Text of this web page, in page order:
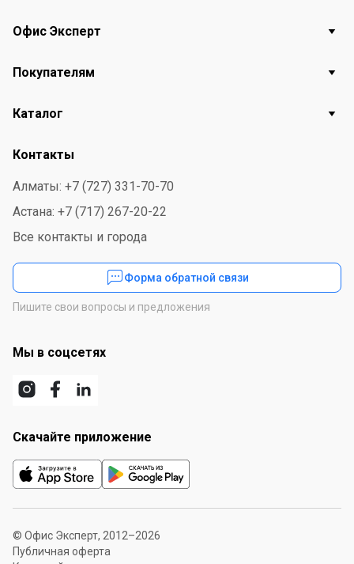
Офис Эксперт
Покупателям
Каталог
Контакты
Алматы: +7 (727) 331-70-70
Астана: +7 (717) 267-20-22
Все контакты и города
Форма обратной связи
Пишите свои вопросы и предложения
Мы в соцсетях
Скачайте приложение
© Офис Эксперт, 2012–2026
Публичная оферта